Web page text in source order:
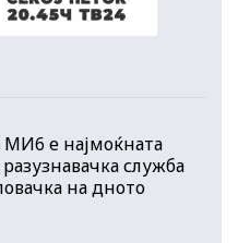
МИ6 е најмоќната
служба
на дното